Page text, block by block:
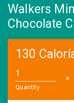
Walkers
Chocolate
130
Quantity
✕